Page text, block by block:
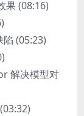
果 (08:16)
陷 (05:23)
解决模型对